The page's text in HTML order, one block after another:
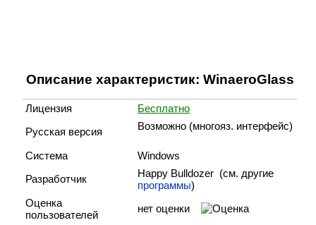
Описание характеристик: WinaeroGlass
Лицензия
Бесплатно
Русская версия
Возможно (многояз. интерфейс)
Система
Windows
Разработчик
Happy Bulldozer (cм. другие
программы)
Оценка
пользователей
нет оценки